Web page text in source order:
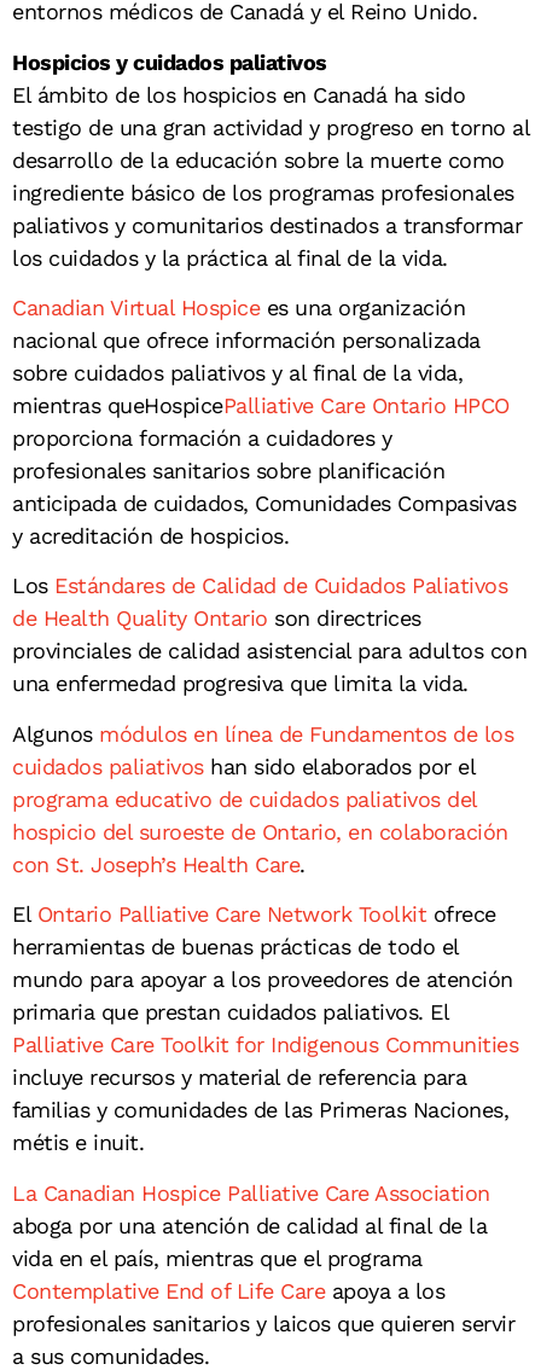
entornos médicos de Canadá y el Reino Unido.
Hospicios y cuidados paliativos
El ámbito de los hospicios en Canadá ha sido
testigo de una gran actividad y progreso en torno al
desarrollo de la educación sobre la muerte como
ingrediente básico de los programas profesionales
paliativos y comunitarios destinados a transformar
los cuidados y la práctica al final de la vida.
Canadian Virtual Hospicees una organización
nacional que ofrece información personalizada
sobre cuidados paliativos y al final de la vida,
mientras queHospicePalliative Care Ontario HPCO
proporciona formación a cuidadores y
profesionales sanitarios sobre planificación
anticipada de cuidados, Comunidades Compasivas
y acreditación de hospicios.
LosEstándares de Calidad de Cuidados Paliativos
de Health Quality Ontario son directrices
provinciales de calidad asistencial para adultos con
una enfermedad progresiva que limita la vida.
Algunosmódulos en línea de Fundamentos de los
cuidados paliativoshan sido elaborados por el
programa educativo de cuidados paliativos del
hospicio del suroeste de Ontario, en colaboración
con St. Joseph’s Health Care.
ElOntario Palliative Care Network Toolkit ofrece
herramientas de buenas prácticas de todo el
mundo para apoyar a los proveedores de atención
primaria que prestan cuidados paliativos. El
Palliative Care Toolkit for Indigenous Communities
incluye recursos y material de referencia para
familias y comunidades de las Primeras Naciones,
métis e inuit.
La Canadian Hospice Palliative Care Association
aboga por una atención de calidad al final de la
vida en el país, mientras que el programa
Contemplative End of Life Careapoya a los
profesionales sanitarios y laicos que quieren servir
a sus comunidades.